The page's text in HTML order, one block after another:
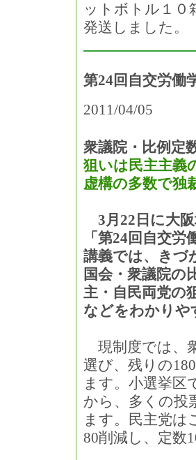
ットボトル１０
発送しました。
第24回自交労働
2011/04/05
衆議院・比例定
狙いは民主主義
虚構の多数で独
3月22日に大
「第24回自交労
講義では、きづ
国会・衆議院の
主・自民両党の
などをわかりや
現制度では、
選び、残りの
ます。小選挙区
から、多くの投
ます。民主党は
80削減し、定数